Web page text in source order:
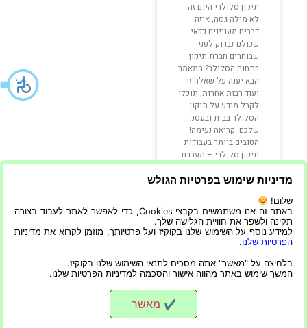
תיקון סלולרי היום זה
לא מילה גסה, איזה
דברים מעניינים כדאי
שכולנו נבדוק לפני
שבוחרים חברת תיקון
בתחום הסלולר? המאמר
הבא יענה על שאלה זו
ועוד רבות אחרות, תוכלו
לקבל מידע על תיקון
הסלולר בבית ובעסק
שלכם. קריאה נעימה!
הטובים ביותר בעבודות
תיקון סלולרי – מעבדת
הטלפונים שירות
תיקונים של
קרא עוד »
מדיניות שימוש בפרטיות הגולש
שלום!
באתר זה אנו משתמשים בקבצי Cookies, כדי לאפשר לאתר לעבוד בצורה
תקינה ולשפר את חוויית הגלישה שלך.
למידע נוסף על השימוש שלנו בקוקיז ועל פרטיותך, מוזמן לקרוא את מדיניות
הפרטיות שלנו.
בלחיצה על "מאשר" אתה מסכים לתנאי השימוש שלנו בקוקיז.
המשך שימוש באתר מהווה אישור והסכמה למדיניות הפרטיות שלנו.
✔ מאשר